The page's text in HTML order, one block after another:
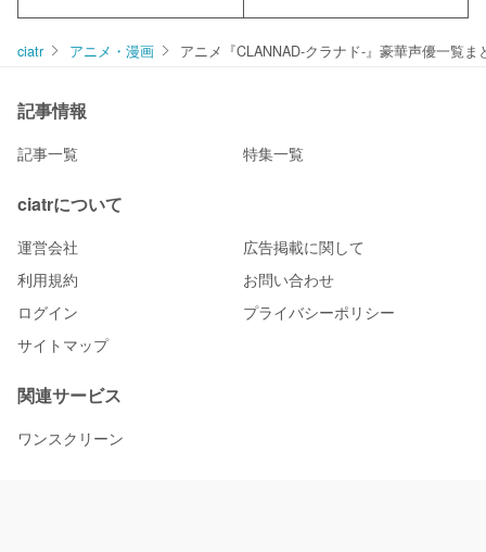
ciatr アニメ・漫画 アニメ『CLANNAD‐クラナド‐』豪華声優一覧ま
記事情報
記事一覧 特集一覧
ciatrについて
運営会社
広告掲載に関して
利用規約
お問い合わせ
ログイン
プライバシーポリシー
サイトマップ
関連サービス
ワンスクリーン